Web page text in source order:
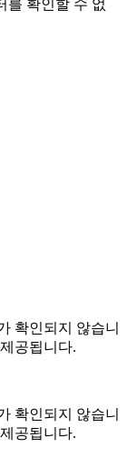
를 확인할 수 없
확인되지 않습니
공됩니다.
확인되지 않습니
공됩니다.